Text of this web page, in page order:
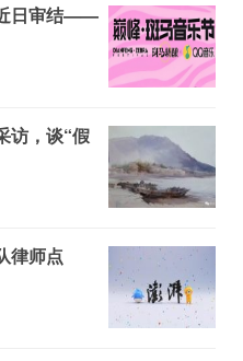
日审结——
访，谈“假
律师点